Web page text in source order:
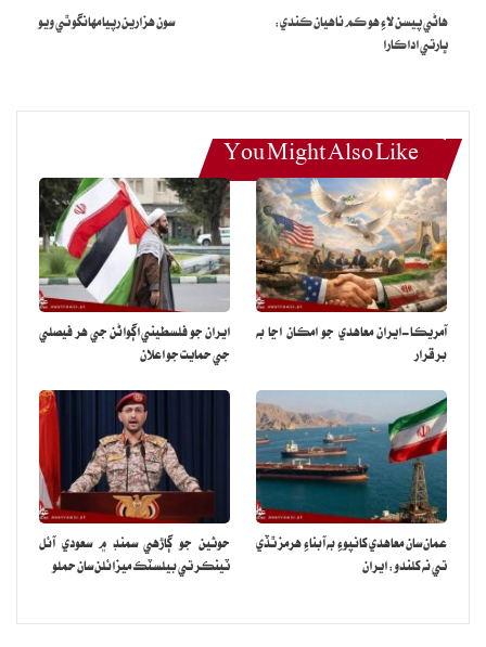
هاڻي پيسن لاءِ هو ڪم ناهيان ڪندي:
ڀارتي اداڪارا
سون هزارين رپيا مهانگو ٿي ويو
You Might Also Like
آمريڪا-ايران معاهدي جو امڪان اڃا به
برقرار
ايران جو فلسطيني اڳواڻن جي هر فيصلي
جي حمايت جو اعلان
عمان سان معاهدي کانپوءِ به آبناءِ هرمز ٿڏي
تي نه کلندو: ايران
حوثين جو ڳاڙهي سمنڊ ۾ سعودي آئل
ٽينڪر تي بيلسٽڪ ميزائلن سان حملو